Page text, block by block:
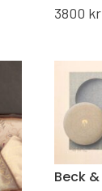
3800 kr
Beck